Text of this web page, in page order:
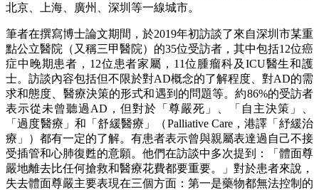
北京、上海、廣州、深圳等一線城市。
筆者在撰寫博士論文期間，於2019年初訪談了來自深圳市某重
點公立醫院（又稱三甲醫院）的35位受訪者，其中包括12位癌
症中晚期患者，12位患者家屬，11位腫瘤科及ICU醫生和護
士。訪談內容包括但不限於對AD概念的了解程度、對AD的需
求和態度、醫療決策的形式和遇到的問題等。約86%的受訪者
表示從未曾聽過AD，但對於「尊嚴死」、「自主決策」、
「過度醫療」和「舒緩醫療」（Palliative Care，港譯「紓緩治
療」）都有一定的了解。有患者表示曾與親屬表達過自己不接
受插管和心肺復甦的意願。他們在訪談中多次提到：「體面尊
嚴地離去比任何搶救和醫療花費都要重要。」對於患者來說，
失去體面尊嚴主要表現在三個方面：第一是藥物都無法控制的